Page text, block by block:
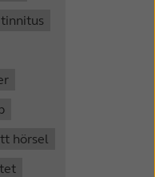
tinnitus
hörsel